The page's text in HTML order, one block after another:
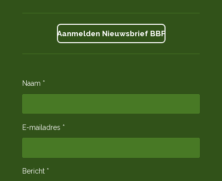
Aanmelden Nieuwsbrief BBF
Naam *
E-mailadres *
Bericht *